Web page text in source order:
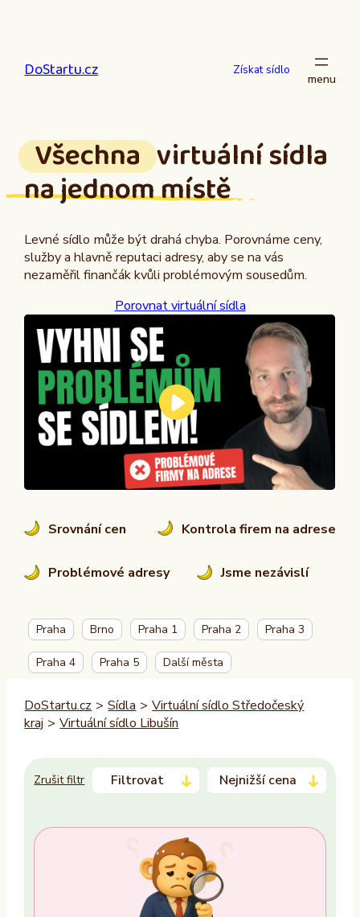
DoStartu.cz Získat sídlo
Všechna virtuální sídla
na jednom místě
Levné sídlo může být drahá chyba. Porovnáme ceny,
služby a hlavně reputaci adresy, aby se na vás
nezaměřil finančák kvůli problémovým sousedům.
Porovnat virtuální sídla
Srovnání cen Kontrola firem na adrese
Problémové adresy Jsme nezávislí
Praha Brno Praha 1 Praha 2 Praha 3
Praha 4 Praha 5 Další města
DoStartu.cz > Sídla > Virtuální sídlo Středočeský
kraj > Virtuální sídlo Libušín
Zrušit filtr Filtrovat Nejnižší cena
Trvalý pobyt